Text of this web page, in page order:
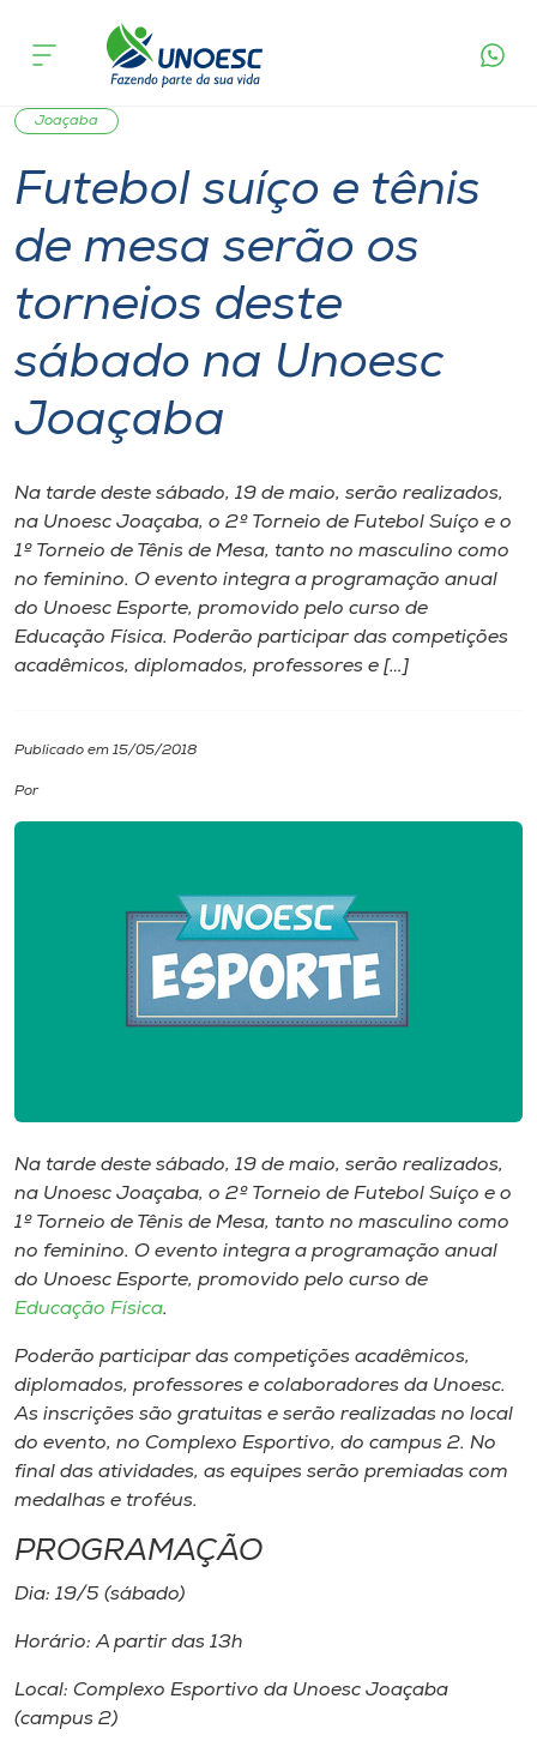
Cursos
Onde estamos
Pesquisa
Atendimento ao Estudante
Portal de Ensino
A
Internacionalização
I.nova
Diplomados
Unoesc
Store
Selecione
acontece
Joaçaba
Futebol suíço e tênis
de mesa serão os
torneios deste
sábado na Unoesc
Joaçaba
Na tarde deste sábado, 19 de maio, serão realizados,
na Unoesc Joaçaba, o 2º Torneio de Futebol Suíço e o
1º Torneio de Tênis de Mesa, tanto no masculino como
no feminino. O evento integra a programação anual
do Unoesc Esporte, promovido pelo curso de
Educação Física. Poderão participar das competições
acadêmicos, diplomados, professores e […]
Publicado em 15/05/2018
Por
Na tarde deste sábado, 19 de maio, serão realizados,
na Unoesc Joaçaba, o 2º Torneio de Futebol Suíço e o
1º Torneio de Tênis de Mesa, tanto no masculino como
no feminino. O evento integra a programação anual
do Unoesc Esporte, promovido pelo curso de
Educação Física.
Poderão participar das competições acadêmicos,
diplomados, professores e colaboradores da Unoesc.
As inscrições são gratuitas e serão realizadas no local
do evento, no Complexo Esportivo, do campus 2. No
final das atividades, as equipes serão premiadas com
medalhas e troféus.
PROGRAMAÇÃO
Dia: 19/5 (sábado)
Horário: A partir das 13h
Local: Complexo Esportivo da Unoesc Joaçaba
(campus 2)